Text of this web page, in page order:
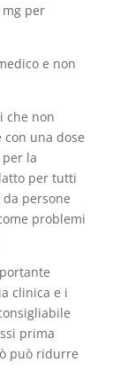
per
e non
che non
una dose
la
per tutti
persone
problemi
clinica e i
prima
può ridurre